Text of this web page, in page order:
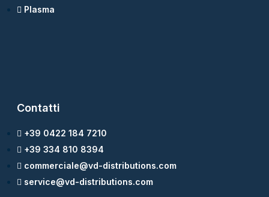
Plasma
Contatti
+39 0422 184 7210
+39 334 810 8394
commerciale@vd-distributions.com
service@vd-distributions.com